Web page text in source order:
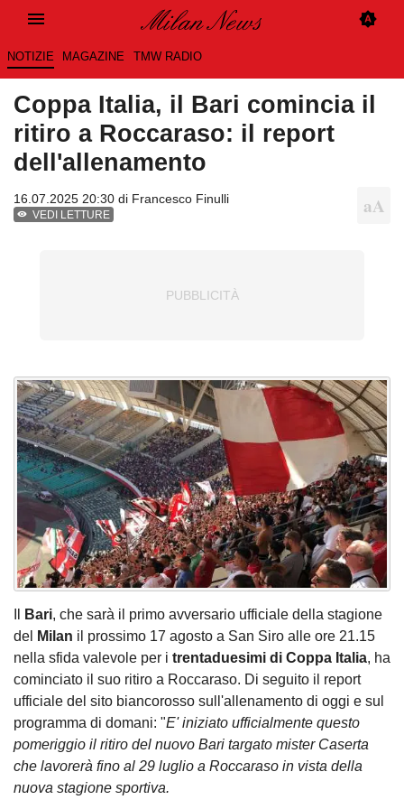
NOTIZIE MAGAZINE TMW RADIO
Coppa Italia, il Bari comincia il
ritiro a Roccaraso: il report
dell'allenamento
16.07.2025 20:30 di Francesco Finulli
VEDI LETTURE
Bari, che sarà il primo avversario ufficiale della stagione
del
Milan il prossimo 17 agosto a San Siro alle ore 21.15
nella sfida valevole per i trentaduesimi di Coppa Italia, ha
cominciato il suo ritiro a Roccaraso. Di seguito il report
ufficiale del sito biancorosso sull'allenamento di oggi e sul
programma di domani: "E' iniziato ufficialmente questo
pomeriggio il ritiro del nuovo Bari targato mister Caserta
che lavorerà fino al 29 luglio a Roccaraso in vista della
nuova stagione sportiva.